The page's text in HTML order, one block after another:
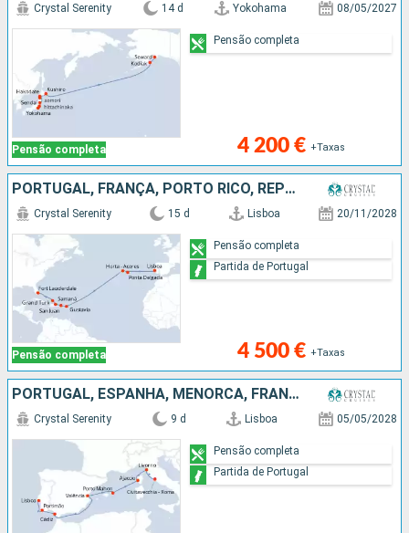
Pensão completa
Crystal Serenity 14 d Yokohama 08/05/2027
4 200 € +Taxas
Pensão completa
PORTUGAL, FRANÇA, PORTO RICO, REPÚBLICA DOMINICANA, ILHAS TURCAS E CAICOS, ESTADOS UNIDOS
Pensão completa
Crystal Serenity 15 d Lisboa 20/11/2028
4 500 € +Taxas
Pensão completa
Partida de Portugal
PORTUGAL, ESPANHA, MENORCA, FRANÇA, ITÁLIA
Crystal Serenity 9 d Lisboa 05/05/2028
Pensão completa
Partida de Portugal